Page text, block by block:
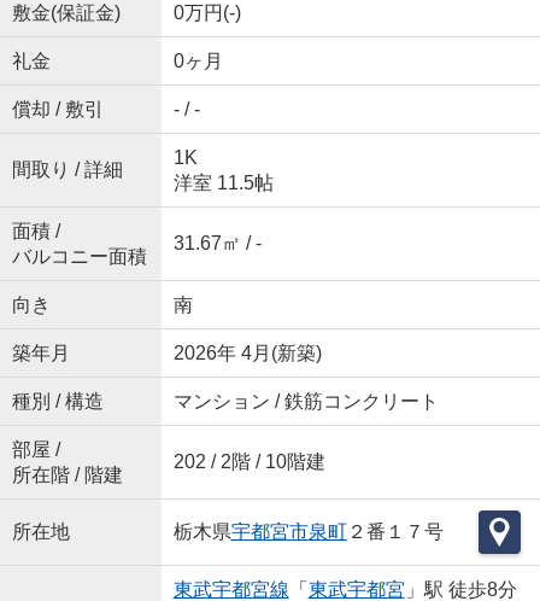
敷金(保証金) 0万円(-)
礼金 0ヶ月
償却 / 敷引 - / -
間取り / 詳細
1K
洋室 11.5帖
面積 /
バルコニー面積
31.67㎡ / -
向き 南
築年月 2026年 4月(新築)
種別 / 構造 マンション / 鉄筋コンクリート
部屋 /
所在階 / 階建
202 / 2階 / 10階建
所在地 栃木県宇都宮市泉町２番１７号
東武宇都宮線 「 東武宇都宮 」駅 徒歩8分